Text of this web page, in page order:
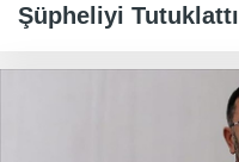
Şüpheliyi Tutuklattı